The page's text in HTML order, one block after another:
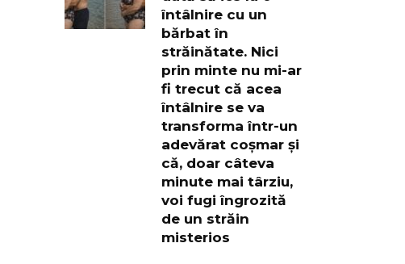
întâlnire cu un
bărbat în
străinătate. Nici
prin minte nu mi-ar
fi trecut că acea
întâlnire se va
transforma într-un
adevărat coșmar și
că, doar câteva
minute mai târziu,
voi fugi îngrozită
de un străin
misterios